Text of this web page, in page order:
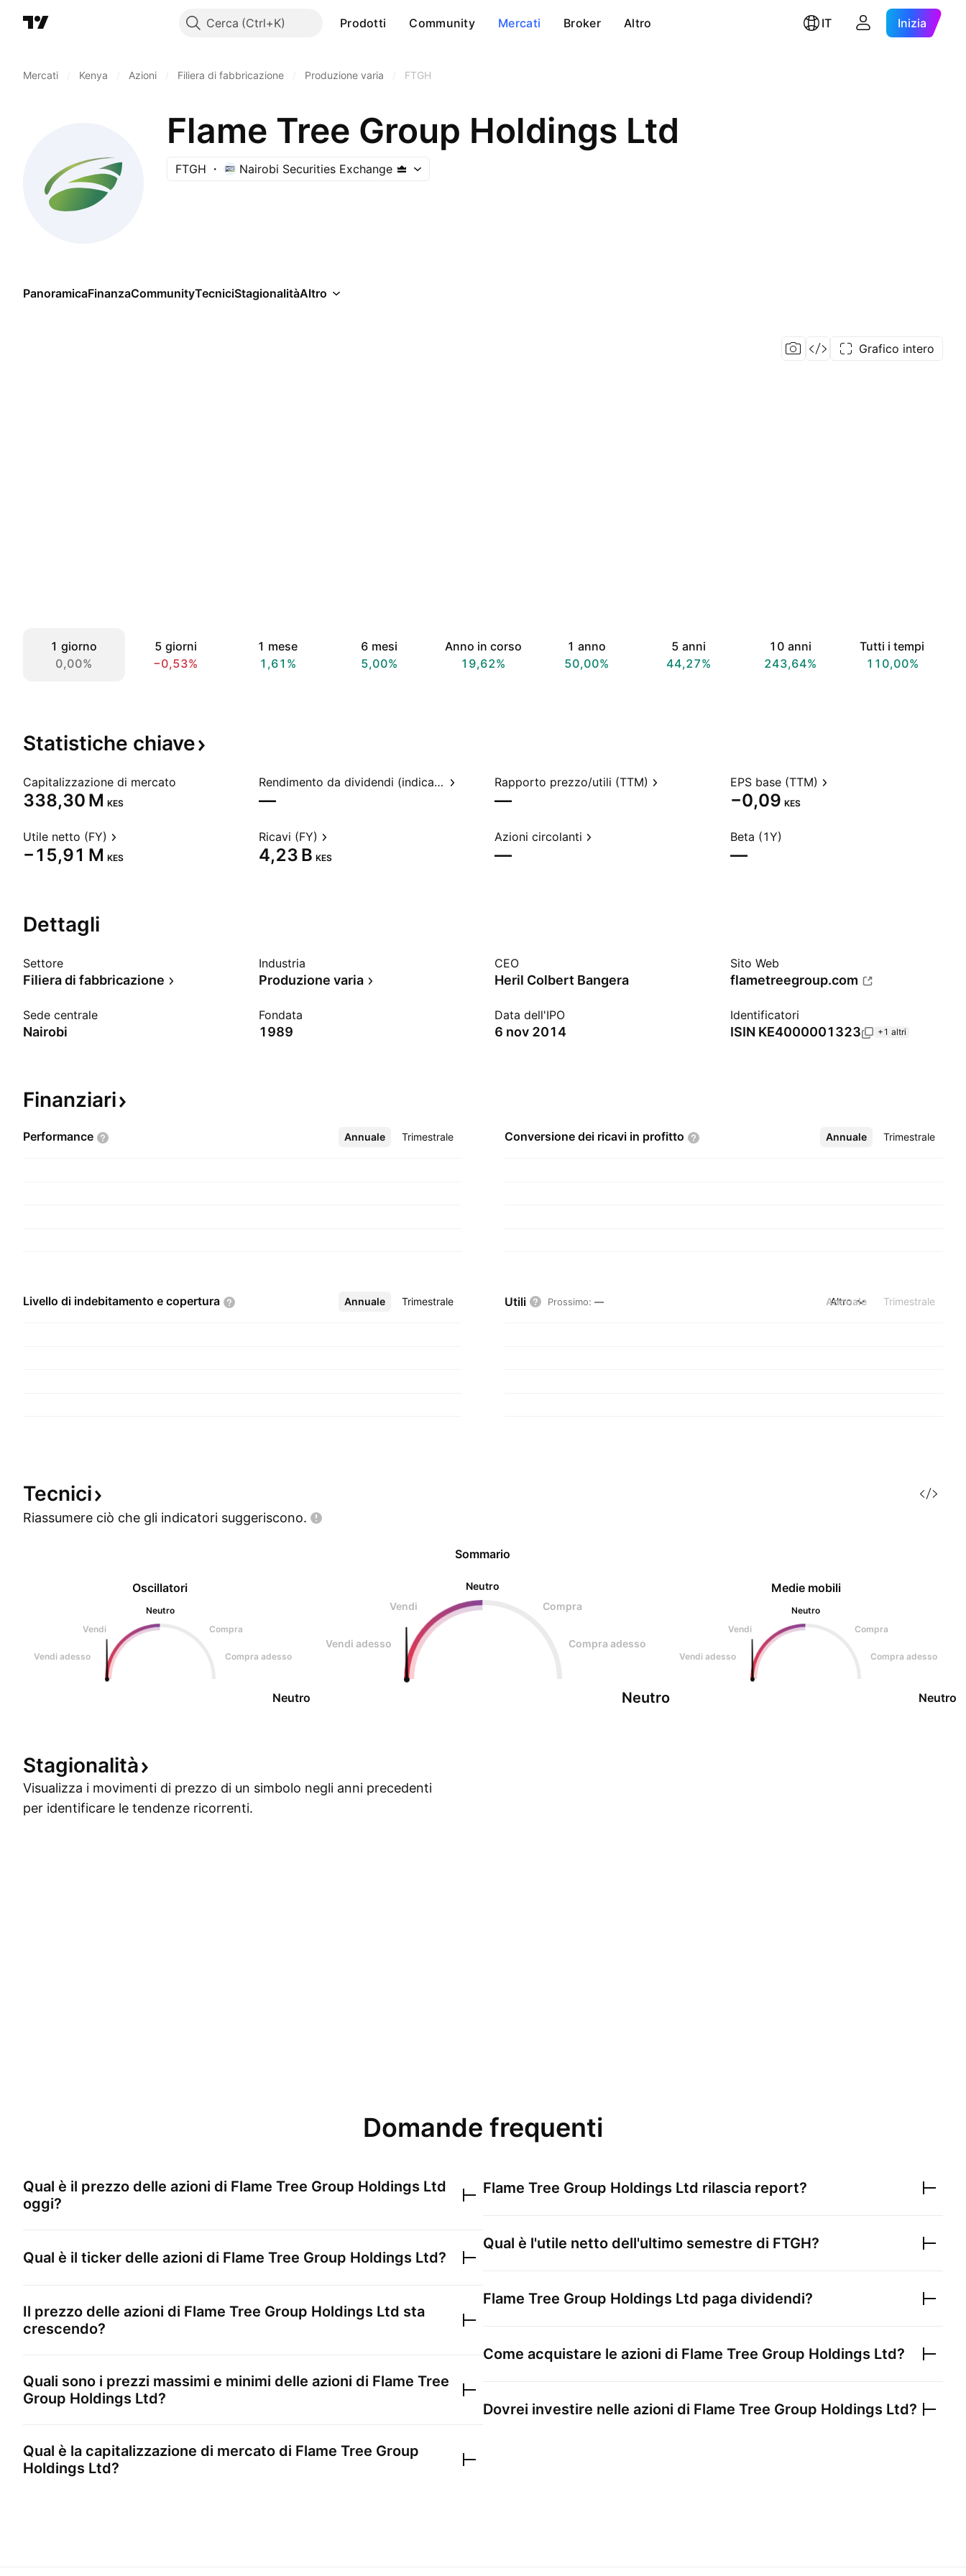
Cerca Prodotti Community Mercati Broker Altro IT Inizia
Mercati Kenya Azioni Filiera di fabbricazione Produzione varia FTGH
Flame Tree Group Holdings Ltd
FTGH Nairobi Securities Exchange
PanoramicaFinanzaCommunityTecniciStagionalitàAltro
Grafico intero
1 giorno
0,00%
5 giorni
−0,53%
1 mese
1,61%
6 mesi
5,00%
Anno in corso
19,62%
1 anno
50,00%
5 anni
44,27%
10 anni
243,64%
Tutti i tempi
110,00%
Statistiche chiave
Capitalizzazione di mercato
‪338,30 M‬ KES
Rendimento da dividendi (indicato)
—
Rapporto prezzo/utili (TTM)
—
EPS base (TTM)
−0,09 KES
Utile netto (FY)
‪−15,91 M‬ KES
Ricavi (FY)
‪4,23 B‬ KES
Azioni circolanti
—
Beta (1Y)
—
Dettagli
Settore
Filiera di fabbricazione
Industria
Produzione varia
CEO
Heril Colbert Bangera
Sito Web
flametreegroup.com
Sede centrale
Nairobi
Fondata
1989
Data dell'IPO
6 nov 2014
Identificatori
ISIN KE4000001323 +1 altri
Finanziari
Performance Annuale Trimestrale
Altro Conversione dei ricavi in profitto Annuale Trimestrale
Altro
Livello di indebitamento e copertura Annuale Trimestrale
Altro Utili Prossimo: — Annuale Trimestrale
Altro
Tecnici
Riassumere ciò che gli indicatori suggeriscono.
Oscillatori
Neutro
Vendi
Compra
Vendi adesso Compra adesso
Neutro
Sommario
Neutro
Vendi
Compra
Vendi adesso Compra adesso
Neutro
Medie mobili
Neutro
Vendi
Compra
Vendi adesso Compra adesso
Neutro
Stagionalità
Visualizza i movimenti di prezzo di un simbolo negli anni precedenti
per identificare le tendenze ricorrenti.
Domande frequenti
Qual è il prezzo delle azioni di Flame Tree Group Holdings Ltd
oggi?
Qual è il ticker delle azioni di Flame Tree Group Holdings Ltd?
Il prezzo delle azioni di Flame Tree Group Holdings Ltd sta
crescendo?
Quali sono i prezzi massimi e minimi delle azioni di Flame Tree
Group Holdings Ltd?
Qual è la capitalizzazione di mercato di Flame Tree Group
Holdings Ltd?
Flame Tree Group Holdings Ltd rilascia report?
Qual è l'utile netto dell'ultimo semestre di FTGH?
Flame Tree Group Holdings Ltd paga dividendi?
Come acquistare le azioni di Flame Tree Group Holdings Ltd?
Dovrei investire nelle azioni di Flame Tree Group Holdings Ltd?